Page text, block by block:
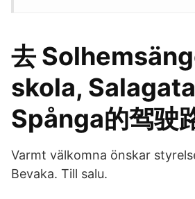
去
skola,
Spånga的驾驶
Varmt välkomna önskar
Bevaka. Till salu.